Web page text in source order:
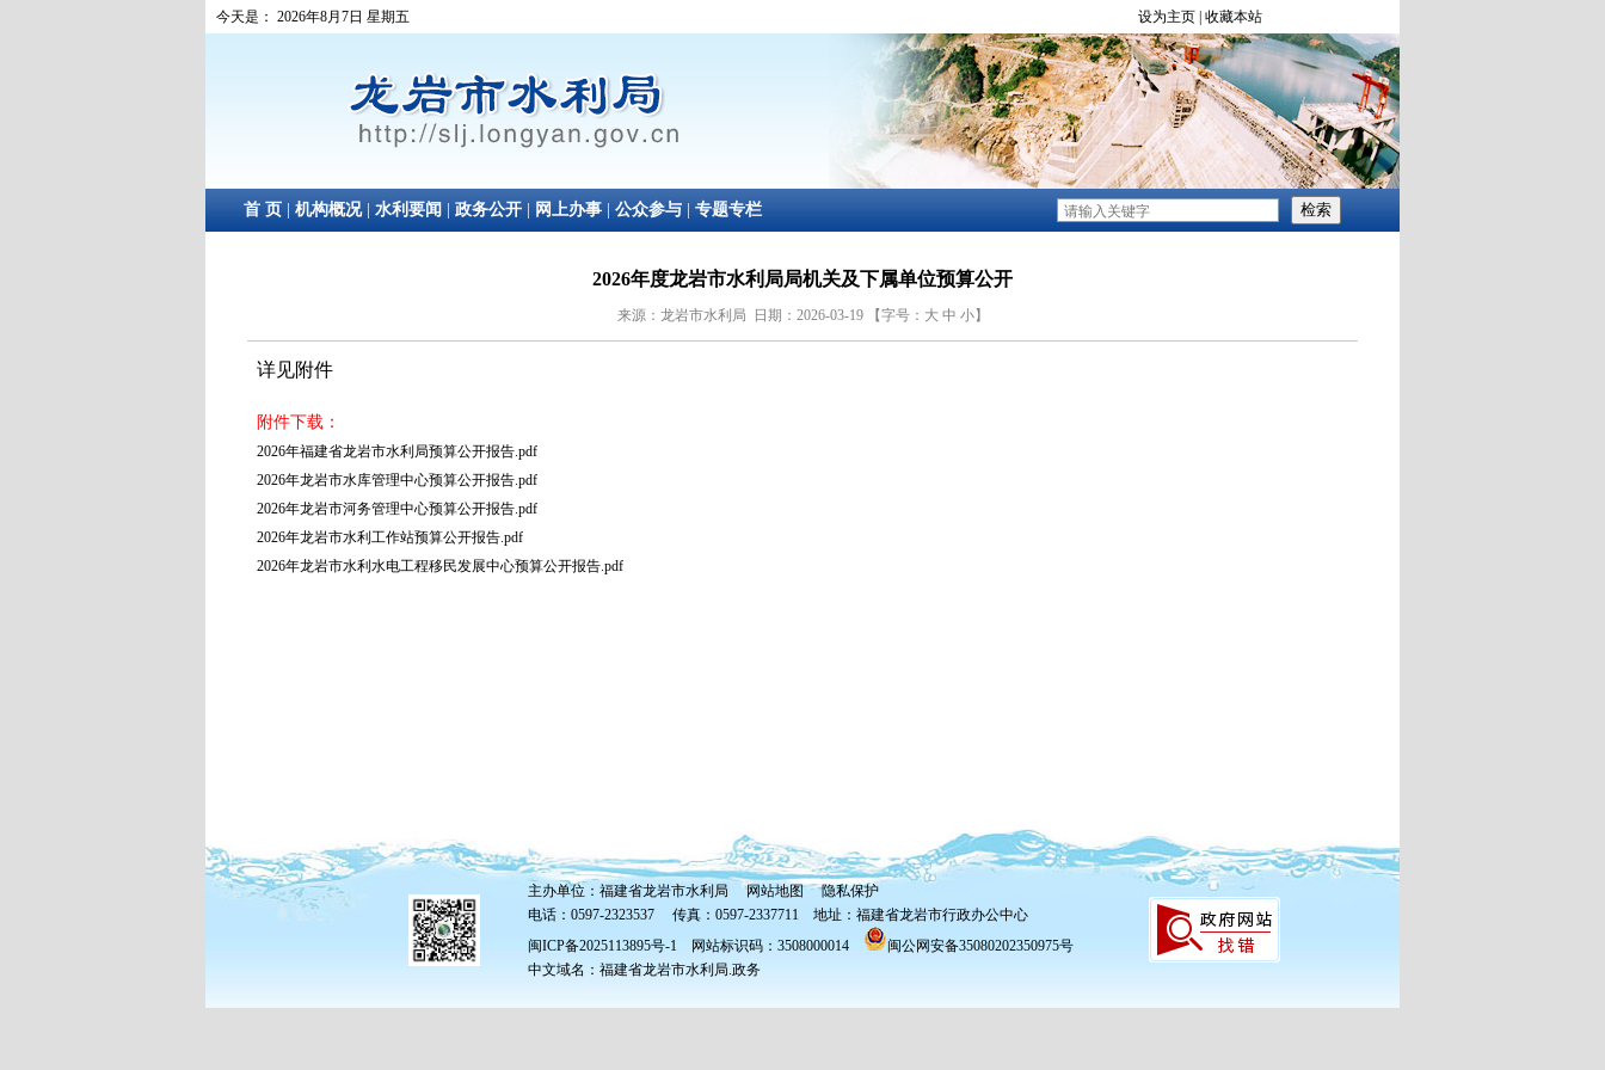
2026年度龙岩市水利局局机关及下属单位预算公开
来源：龙岩市水利局 日期：2026-03-19 【字号： 大 中 小】
详见附件
附件下载：
2026年福建省龙岩市水利局预算公开报告.pdf
2026年龙岩市水库管理中心预算公开报告.pdf
2026年龙岩市河务管理中心预算公开报告.pdf
2026年龙岩市水利工作站预算公开报告.pdf
2026年龙岩市水利水电工程移民发展中心预算公开报告.pdf